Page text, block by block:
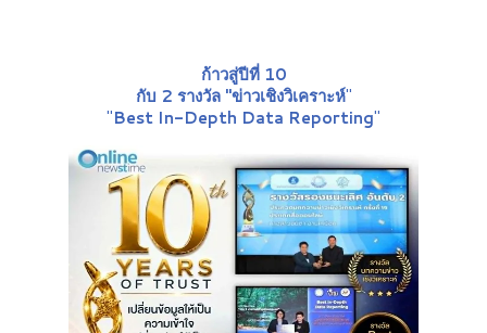
ก้าวสู่ปีที่ 10
กับ 2 รางวัล "ข่าวเชิงวิเคราะห์"
"Best In-Depth Data Reporting"